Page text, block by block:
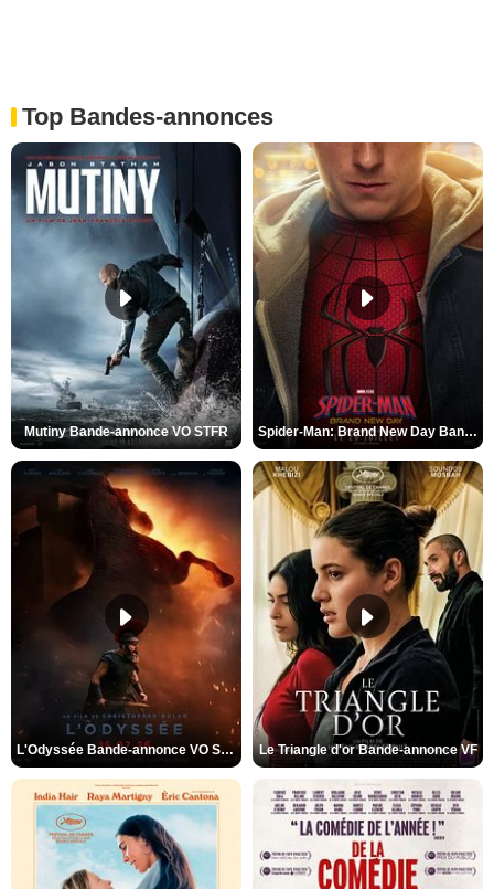
Top Bandes-annonces
Mutiny Bande-annonce VO STFR Spider-Man: Brand New Day Bande-annonce VO STFR
L'Odyssée Bande-annonce VO STFR Le Triangle d'or Bande-annonce VF